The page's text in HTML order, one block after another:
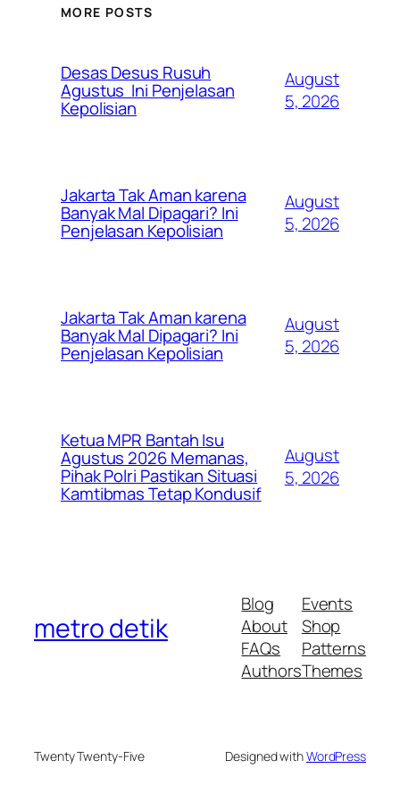
MORE POSTS
Desas Desus Rusuh
Agustus Ini Penjelasan
Kepolisian
August
5, 2026
Jakarta Tak Aman karena
Banyak Mal Dipagari? Ini
Penjelasan Kepolisian
August
5, 2026
Jakarta Tak Aman karena
Banyak Mal Dipagari? Ini
Penjelasan Kepolisian
August
5, 2026
Ketua MPR Bantah Isu
Agustus 2026 Memanas,
Pihak Polri Pastikan Situasi
Kamtibmas Tetap Kondusif
August
5, 2026
metro detik
Blog
About
FAQs
Authors
Events
Shop
Patterns
Themes
Twenty Twenty-Five Designed withWordPress